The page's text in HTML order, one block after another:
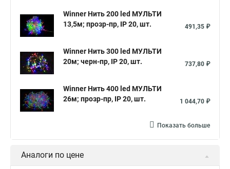
Winner Нить 200 led МУЛЬТИ
13,5м; прозр-пр, IP 20, шт.
491,35 ₽
Winner Нить 300 led МУЛЬТИ
20м; черн-пр, IP 20, шт.
737,80 ₽
Winner Нить 400 led МУЛЬТИ
26м; прозр-пр, IP 20, шт.
1 044,70 ₽
Показать больше
Аналоги по цене